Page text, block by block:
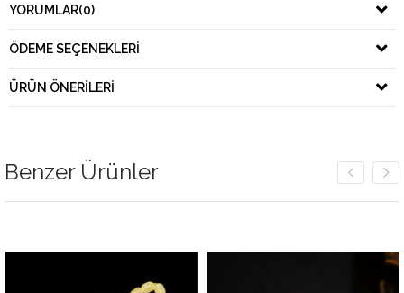
YORUMLAR(0)
ÖDEME SEÇENEKLERI
ÜRÜN ÖNERILERI
Benzer Ürünler